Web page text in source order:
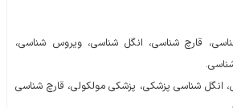
قارچ شناسی، انگل شناسی، ویروس شناسی،
انگل شناسی پزشکی، پزشکی مولکولی، قارچ شناسی